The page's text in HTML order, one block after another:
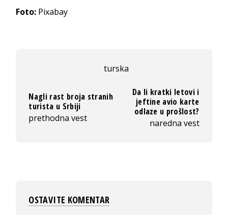
Foto: Pixabay
turska
Nagli rast broja stranih
turista u Srbiji
prethodna vest
Da li kratki letovi i
jeftine avio karte
odlaze u prošlost?
naredna vest
OSTAVITE KOMENTAR